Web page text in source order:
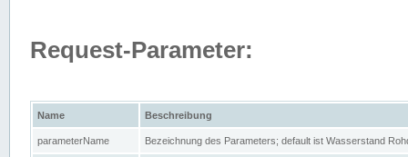
Request-Parameter:
Name Beschreibung
parameterName Bezeichnung des Parameters; default ist Wasserstand